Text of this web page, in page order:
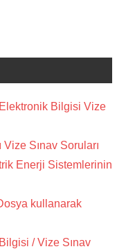
Bilgisi Vize
Sınav Soruları
Enerji Sistemlerinin
kullanarak
/ Vize Sınav